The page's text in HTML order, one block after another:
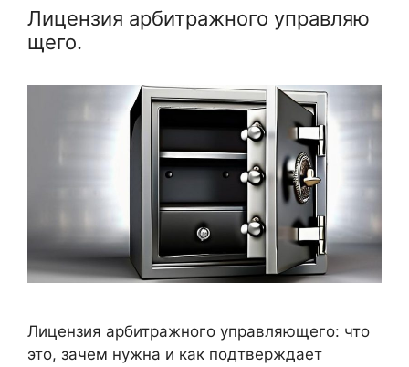
Лицензия арбитражного управляю
щего.
Лицензия арбитражного управляющего: что
это, зачем нужна и как подтверждает